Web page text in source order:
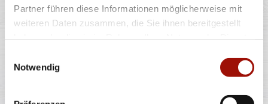
Partner führen diese Informationen möglicherweise mit
weiteren Daten zusammen, die Sie ihnen bereitgestellt
Notwendig